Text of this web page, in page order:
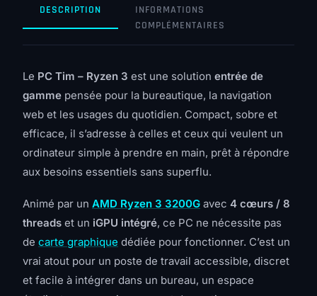
DESCRIPTION
INFORMATIONS
COMPLÉMENTAIRES
Le PC Tim – Ryzen 3 est une solution entrée de
gamme pensée pour la bureautique, la navigation
web et les usages du quotidien. Compact, sobre et
efficace, il s’adresse à celles et ceux qui veulent un
ordinateur simple à prendre en main, prêt à répondre
aux besoins essentiels sans superflu.
Animé par un AMD Ryzen 3 3200G avec 4 cœurs / 8
threads et un iGPU intégré, ce PC ne nécessite pas
de carte graphique dédiée pour fonctionner. C’est un
vrai atout pour un poste de travail accessible, discret
et facile à intégrer dans un bureau, un espace